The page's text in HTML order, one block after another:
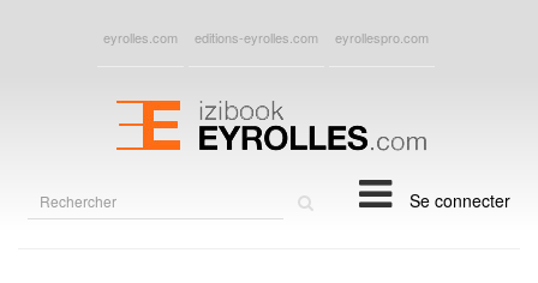
eyrolles.com editions-eyrolles.com eyrollespro.com
Se connecter